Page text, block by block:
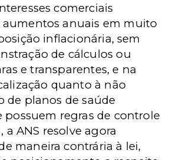
comerciais
anuais em muito
inflacionária, sem
de cálculos ou
e transparentes, e na
quanto à não
de planos de saúde
possuem regras de controle
a ANS resolve agora
maneira contrária à lei,